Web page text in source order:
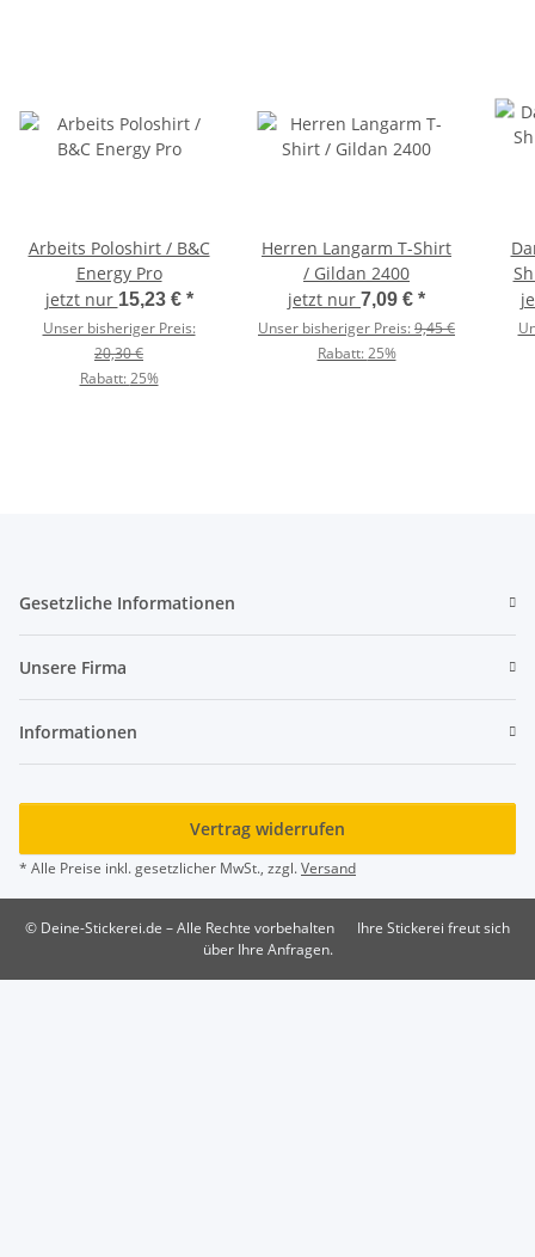
Arbeits Poloshirt / B&C
Energy Pro
jetzt nur 15,23 € *
Unser bisheriger Preis:
20,30 €
Rabatt:25%
Herren Langarm T-Shirt
/ Gildan 2400
jetzt nur 7,09 € *
Unser bisheriger Preis:9,45 €
Rabatt:25%
Gesetzliche Informationen
Unsere Firma
Informationen
Vertrag widerrufen
* Alle Preise inkl. gesetzlicher MwSt., zzgl.Versand
© Deine-Stickerei.de – Alle Rechte vorbehalten
Ihre Stickerei freut sich
über Ihre Anfragen.